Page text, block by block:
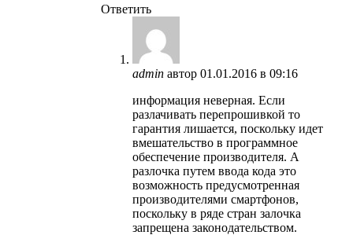
Ответить
admin автор 01.01.2016 в 09:16
информация неверная. Если
разлачивать перепрошивкой то
гарантия лишается, поскольку идет
вмешательство в программное
обеспечение производителя. А
разлочка путем ввода кода это
возможность предусмотренная
производителями смартфонов,
поскольку в ряде стран залочка
запрещена законодательством.